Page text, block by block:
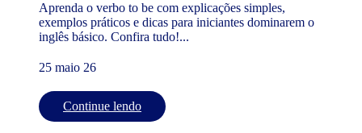
Aprenda o verbo to be com explicações simples,
exemplos práticos e dicas para iniciantes dominarem o
inglês básico. Confira tudo!...
25 maio 26
Continue lendo